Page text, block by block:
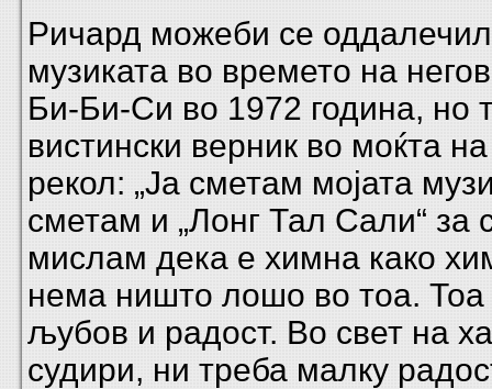
Ричард можеби се
музиката во времето на
Би-Би-Си во 1972 година, но
вистински верник во моќта
рекол: „Ја сметам мојата
сметам и „Лонг Тал Сали“ за
мислам дека е химна како
нема ништо лошо во тоа. Тоа
љубов и радост. Во свет на
судири, ни треба малку